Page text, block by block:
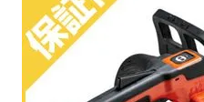
農業機械
農業資材